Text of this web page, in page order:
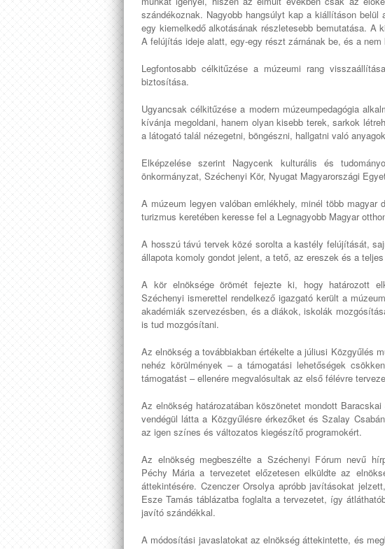
szándékoznak. Nagyobb hangsúlyt kap a kiállításon
egy kiemelkedő alkotásának részletesebb bemutatása. A
A felújítás ideje alatt, egy-egy részt zárnának be, és a
Legfontosabb célkitűzése a múzeumi rang
biztosítása.
Ugyancsak célkitűzése a modern múzeumpedagógia
kívánja megoldani, hanem olyan kisebb terek, sarkok
a látogató talál nézegetni, böngészni, hallgatni való
Elképzelése szerint Nagycenk kulturális és
önkormányzat, Széchenyi Kör, Nyugat Magyarországi
A múzeum legyen valóban emlékhely, minél több
turizmus keretében keresse fel a Legnagyobb Magyar
A hosszú távú tervek közé sorolta a kastély felújítását,
állapota komoly gondot jelent, a tető, az ereszek és a
A kör elnöksége örömét fejezte ki, hogy határozott
Széchenyi ismerettel rendelkező igazgató került a
akadémiák szervezésben, és a diákok, iskolák
is tud mozgósítani.
Az elnökség a továbbiakban értékelte a júliusi Közgyűlés
nehéz körülmények – a támogatási lehetőségek
támogatást – ellenére megvalósultak az első félévre
Az elnökség határozatában köszönetet mondott
vendégül látta a Közgyűlésre érkezőket és Szalay
az igen színes és változatos kiegészítő programokért.
Az elnökség megbeszélte a Széchenyi Fórum nevű
Péchy Mária a tervezetet előzetesen elküldte az
áttekintésére. Czenczer Orsolya apróbb javításokat
Esze Tamás táblázatba foglalta a tervezetet, így
javító szándékkal.
A módosítási javaslatokat az elnökség áttekintette, és